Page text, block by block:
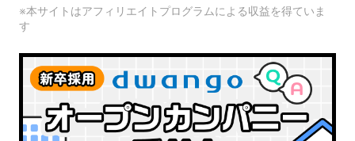
※本サイトはアフィリエイトプログラムによる収益を得ていま
す